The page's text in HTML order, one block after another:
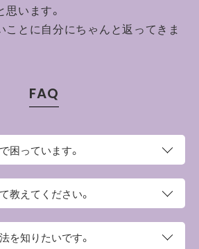
います。
ことに自分にちゃんと返ってきま
FAQ
困っています。
イズという項目がございます。そち
ますので、お手持ちの洋服と比較し
教えてください。
20％、ポリウレタン 5％
み合わせることで、洗濯後の収縮を
を知りたいです。